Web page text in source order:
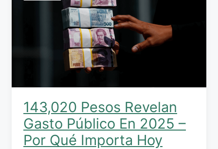
143,020 Pesos Revelan
Gasto Público En 2025 –
Por Qué Importa Hoy